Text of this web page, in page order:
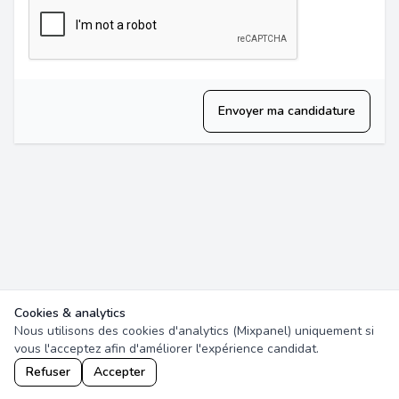
Envoyer ma candidature
Cookies & analytics
Nous utilisons des cookies d'analytics (Mixpanel) uniquement si
vous l'acceptez afin d'améliorer l'expérience candidat.
Refuser
Accepter